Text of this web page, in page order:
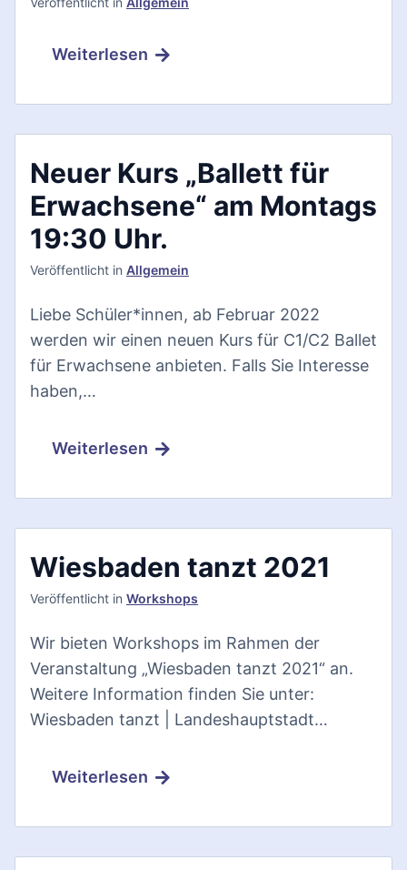
Weiterlesen
Neuer Kurs „Ballett für
Erwachsene“ am Montags
19:30 Uhr.
Veröffentlicht in Allgemein
Liebe Schüler*innen, ab Februar 2022
werden wir einen neuen Kurs für C1/C2 Ballet
für Erwachsene anbieten. Falls Sie Interesse
haben,…
Weiterlesen
Wiesbaden tanzt 2021
Veröffentlicht in Workshops
Wir bieten Workshops im Rahmen der
Veranstaltung „Wiesbaden tanzt 2021“ an.
Weitere Information finden Sie unter:
Wiesbaden tanzt | Landeshauptstadt…
Weiterlesen